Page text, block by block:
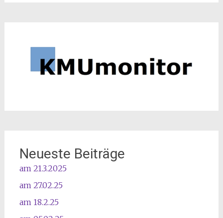
Neueste Beiträge
am 21.3.2025
am 27.02.25
am 18.2.25